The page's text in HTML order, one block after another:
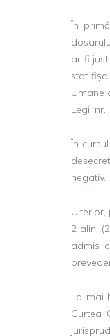
În
ar fi
stat fișa
Umane
Legii nr.
În
negativ.
2 alin.
admis
La mai
Curtea